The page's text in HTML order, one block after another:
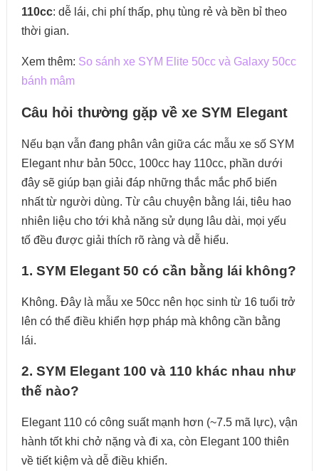
110cc: dễ lái, chi phí thấp, phụ tùng rẻ và bền bỉ theo
thời gian.
Xem thêm: So sánh xe SYM Elite 50cc và Galaxy 50cc
bánh mâm
Câu hỏi thường gặp về xe SYM Elegant
Nếu bạn vẫn đang phân vân giữa các mẫu xe số SYM
Elegant như bản 50cc, 100cc hay 110cc, phần dưới
đây sẽ giúp bạn giải đáp những thắc mắc phổ biến
nhất từ người dùng. Từ câu chuyện bằng lái, tiêu hao
nhiên liệu cho tới khả năng sử dụng lâu dài, mọi yếu
tố đều được giải thích rõ ràng và dễ hiểu.
1. SYM Elegant 50 có cần bằng lái không?
Không. Đây là mẫu xe 50cc nên học sinh từ 16 tuổi trở
lên có thể điều khiển hợp pháp mà không cần bằng
lái.
2. SYM Elegant 100 và 110 khác nhau như
thế nào?
Elegant 110 có công suất mạnh hơn (~7.5 mã lực), vận
hành tốt khi chở nặng và đi xa, còn Elegant 100 thiên
về tiết kiệm và dễ điều khiển.